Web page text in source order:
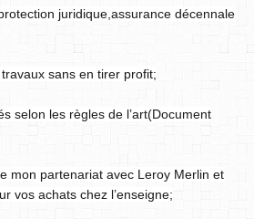
juridique,assurance décennale
sans en tirer profit;
selon les règles de l’art(Document
mon partenariat avec Leroy Merlin et
vos achats chez l’enseigne;